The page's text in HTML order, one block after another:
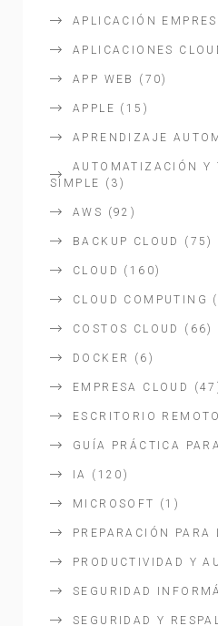
APLICACIÓN
APLICACIONES
APP WEB (70)
APPLE (15)
APRENDIZAJE
AUTOMATIZACIÓN Y
SIMPLE
(3)
AWS (92)
BACKUP CLOUD (75)
CLOUD (160)
CLOUD COMPUTING
COSTOS CLOUD (66)
DOCKER (6)
EMPRESA CLOUD
ESCRITORIO REMOTO
GUÍA PRÁCTICA
IA (120)
MICROSOFT (1)
PREPARACIÓN PARA
PRODUCTIVIDAD Y
SEGURIDAD
SEGURIDAD Y